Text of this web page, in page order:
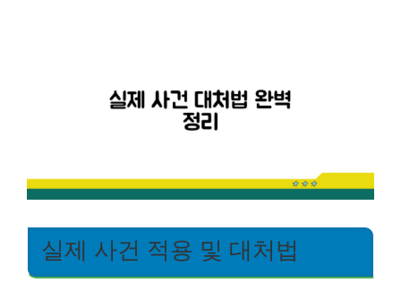
실제 사건 적용 및 대처법